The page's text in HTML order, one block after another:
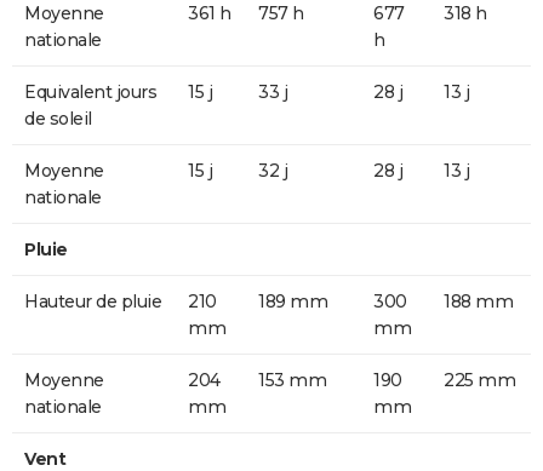
Moyenne
nationale
361 h 757 h
677
h
318 h
Equivalent jours
de soleil
15 j 33 j 28 j 13 j
Moyenne
nationale
15 j 32 j 28 j 13 j
Pluie
Hauteur de pluie
210
mm
189 mm
300
mm
188 mm
Moyenne
nationale
204
mm
153 mm
190
mm
225 mm
Vent